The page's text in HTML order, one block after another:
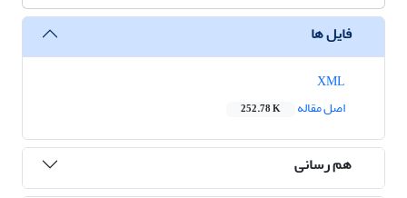
فایل ها
اصل مقاله
252.78 K
هم رسانی